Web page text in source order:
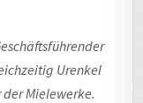
Urenkel
Mielewerke.